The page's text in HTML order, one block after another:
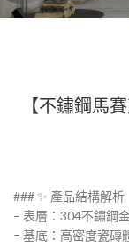
【不鏽鋼馬
### ✨ 產品結構解析
– 表層：304不鏽鋼
– 基底：高密度瓷磚